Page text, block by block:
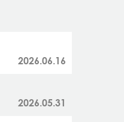
2026.06.16
2026.05.31